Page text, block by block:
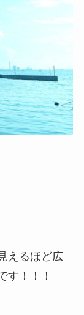
えるほど広
す！！！